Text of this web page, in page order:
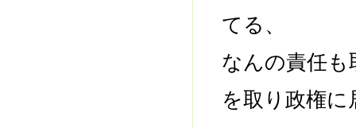
てる、
なんの責任
を取り政権